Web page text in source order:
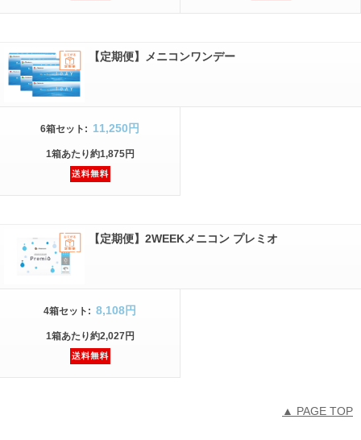
【定期便】メニコンワンデー
6箱セット : 11,250円
1箱あたり約1,875円
【定期便】2WEEKメニコン プレミオ
4箱セット : 8,108円
1箱あたり約2,027円
▲ PAGE TOP